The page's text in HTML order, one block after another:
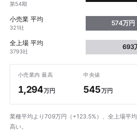
第54期
小売業 平均
321社
574万円
全上場 平均
3793社
693
小売業内 最高
1,294万円
中央値
545万円
業種平均より709万円（+123.5%）、全上場平
高い。